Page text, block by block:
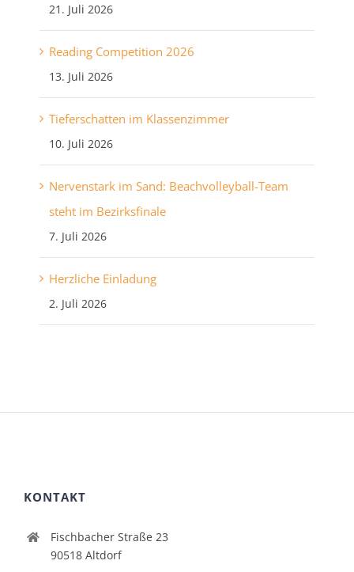
21. Juli 2026
Reading Competition 2026
13. Juli 2026
Tieferschatten im Klassenzimmer
10. Juli 2026
Nervenstark im Sand: Beachvolleyball-Team
steht im Bezirksfinale
7. Juli 2026
Herzliche Einladung
2. Juli 2026
KONTAKT
Fischbacher Straße 23
90518 Altdorf